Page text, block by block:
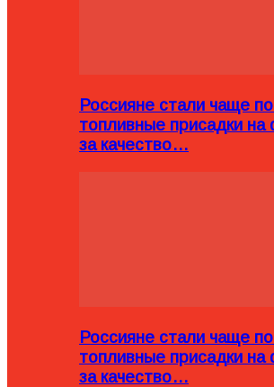
Россияне стали чаще
топливные присадки
за качество…
Россияне стали чаще
топливные присадки
за качество…